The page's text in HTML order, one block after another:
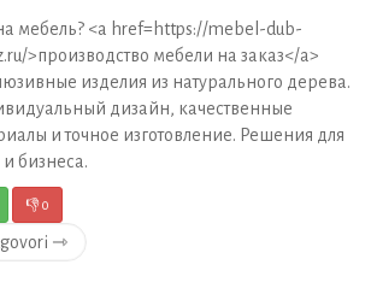
мебель? <a href=https://mebel-dub-
>производство мебели на заказ</a>
изделия из натурального дерева.
дизайн, качественные
и точное изготовление. Решения для
бизнеса.
👎0
⇾